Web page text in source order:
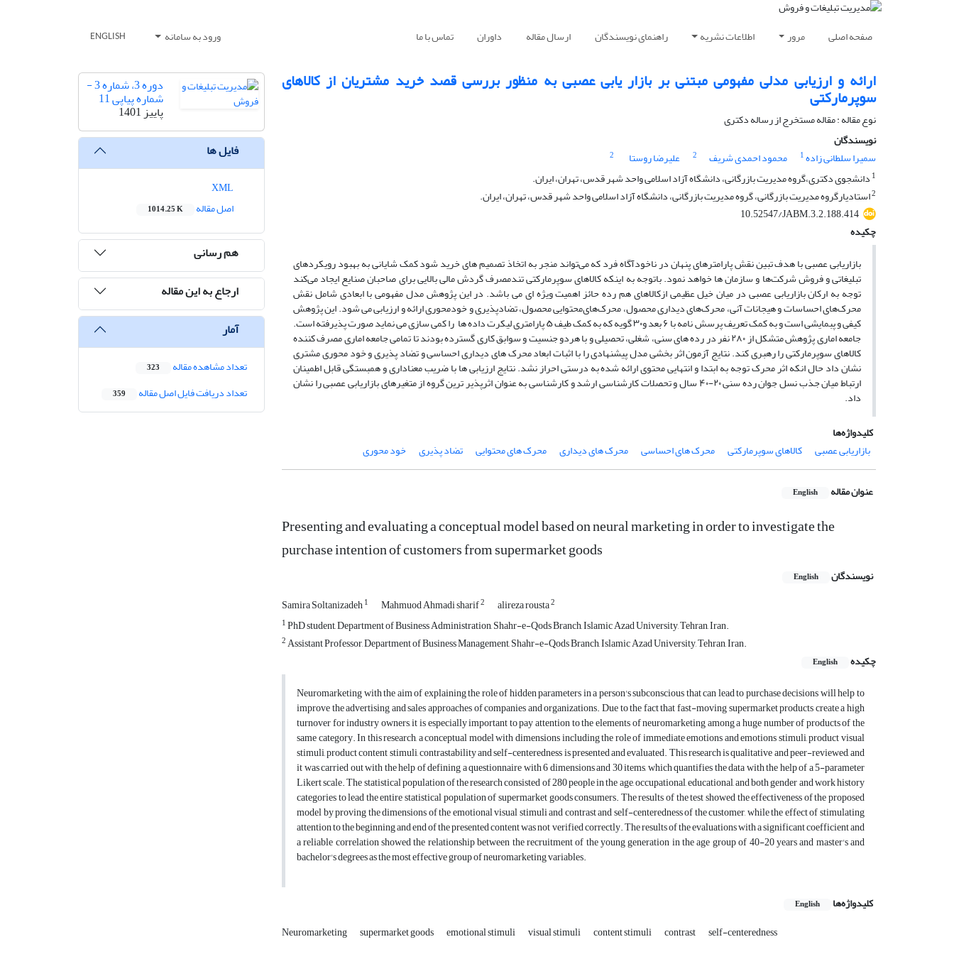
صفحه اصلی مرور اطلاعات نشریه راهنمای نویسندگان ارسال مقاله داوران تماس با ما ورود به سامانه ENGLISH
ارائه و ارزیابی مدلی مفهومی مبتنی بر بازار یابی عصبی به منظور بررسی قصد خرید مشتریان از کالاهای
سوپرمارکتی
نوع مقاله : مقاله مستخرج از رساله دکتری
نویسندگان
سمیرا سلطانی زاده1 محمود احمدی شریف 2 علیرضا روستا
2
1 دانشجوی دکتری،گروه مدیریت بازرگانی، دانشگاه آزاد اسلامی واحد شهر قدس، تهران، ایران.
2استادیارگروه مدیریت بازرگانی، گروه مدیریت بازرگانی، دانشگاه آزاد اسلامی واحد شهر قدس، تهران، ایران.
10.52547/JABM.3.2.188.414
چکیده
بازاریابی عصبی با هدف تبین نقش پارامترهای پنهان در ناخودآگاه فرد که می‌تواند منجر به اتخاذ تصمیم های خرید شود کمک شایانی به بهبود رویکردهای
تبلیغاتی و فروش شرکت‌ها و سازمان ها خواهد نمود. باتوجه به اینکه کالاهای سوپرمارکتی تندمصرف گردش مالی بالایی برای صاحبان صنایع ایجاد می‌کند
توجه به ارکان بازاریابی عصبی در میان خیل عظیمی ازکالاهای هم رده حائز اهمیت ویژه ای می باشد. در این پژوهش مدل مفهومی با ابعادی شامل نقش
محرک‌های احساسات و هیجانات آنی، محرک‌های دیداری محصول، محرک‌های‌محتوایی محصول، تضادپذیری و خودمحوری ارائه و ارزیابی می شود. این پژوهش
کیفی و پبمایشی است و به کمک تعریف پرسش نامه با ۶ بعد و۳۰ گویه که به کمک طیف ۵ پارامتری لیکرت داده ها را کمی سازی می نماید صورت پذیرفته است.
جامعه اماری پژوهش متشکل از ۲۸۰ نفر در رده های سنی، شغلی، تحصیلی و با هردو جنسیت و سوابق کاری گسترده بودند تا تمامی جامعه اماری مصرف کننده
کالاهای سوپرمارکتی را رهبری کند. نتایج آزمون اثر بخشی مدل پیشنهادی را با اثبات ابعاد محرک های دیداری احساسی و تضاد پذیری و خود محوری مشتری
نشان داد حال انکه اثر محرک توجه به ابتدا و انتهایی محتوی ارائه شده به درستی احراز نشد. نتایج ارزیابی ها با ضریب معناداری و همبستگی قابل اطمینان
ارتباط میان جذب نسل جوان رده سنی ۲۰-۴۰ سال و تحصلات کارشناسی ارشد و کارشناسی به عنوان اثرپذیر ترین گروه از متغیرهای بازاریابی عصبی را نشان
داد.
کلیدواژه‌ها
بازاریابی عصبی
کالاهای سوپرمارکتی محرک های احساسی محرک های دیداری محرک های محتوایی تضاد پذیری خود محوری
عنوان مقاله English
Presenting and evaluating a conceptual model based on neural marketing in order to investigate the
purchase intention of customers from supermarket goods
نویسندگان English
Samira Soltanizadeh1 Mahmuod Ahmadi sharif2 alireza rousta2
1PhD student, Department of Business Administration, Shahr-e-Qods Branch, Islamic Azad University, Tehran, Iran.
2Assistant Professor, Department of Business Management, Shahr-e-Qods Branch, Islamic Azad University, Tehran, Iran.
چکیده
English
Neuromarketing with the aim of explaining the role of hidden parameters in a person's subconscious that can lead to purchase decisions will help to
improve the advertising and sales approaches of companies and organizations. Due to the fact that fast-moving supermarket products create a high
turnover for industry owners, it is especially important to pay attention to the elements of neuromarketing among a huge number of products of the
same category. In this research, a conceptual model with dimensions including the role of immediate emotions and emotions stimuli, product visual
stimuli, product content stimuli, contrastability and self-centeredness is presented and evaluated. This research is qualitative and peer-reviewed, and
it was carried out with the help of defining a questionnaire with 6 dimensions and 30 items, which quantifies the data with the help of a 5-parameter
Likert scale. The statistical population of the research consisted of 280 people in the age, occupational, educational, and both gender and work history
categories to lead the entire statistical population of supermarket goods consumers. The results of the test showed the effectiveness of the proposed
model by proving the dimensions of the emotional visual stimuli and contrast and self-centeredness of the customer, while the effect of stimulating
attention to the beginning and end of the presented content was not verified correctly. The results of the evaluations with a significant coefficient and
a reliable correlation showed the relationship between the recruitment of the young generation in the age group of 40-20 years and master's and
bachelor's degrees as the most effective group of neuromarketing variables.
کلیدواژه‌ها English
Neuromarketing supermarket goods emotional stimuli visual stimuli content stimuli contrast self-centeredness
دوره 3، شماره 3 -
شماره پیاپی 11
پاییز 1401
فایل ها
اصل مقاله
1014.25 K
هم رسانی
ارجاع به این مقاله
آمار
تعداد مشاهده مقاله 323
تعداد دریافت فایل اصل مقاله 359